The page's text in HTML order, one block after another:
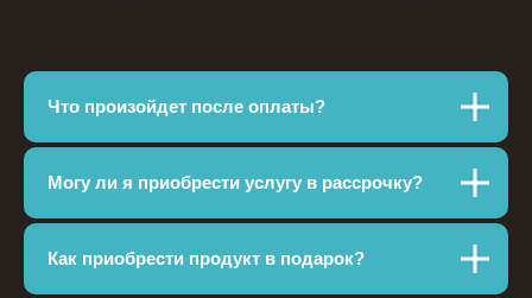
Что произойдет после оплаты?
Могу ли я приобрести услугу в рассрочку?
Как приобрести продукт в подарок?